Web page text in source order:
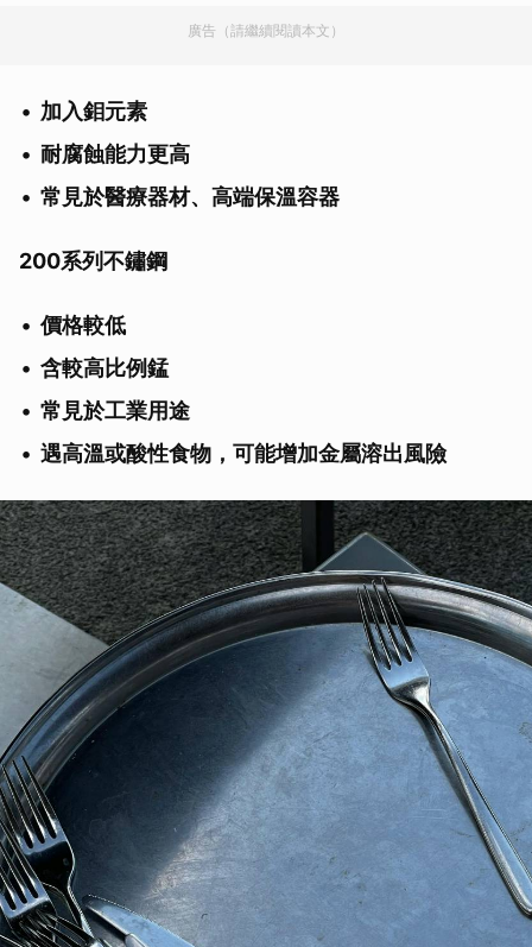
廣告（請繼續閱讀本文）
加入鉬元素
耐腐蝕能力更高
常見於醫療器材、高端保溫容器
200系列不鏽鋼
價格較低
含較高比例錳
常見於工業用途
遇高溫或酸性食物，可能增加金屬溶出風險